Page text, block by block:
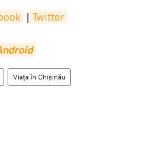
| Twitter
Viața în Chișinău